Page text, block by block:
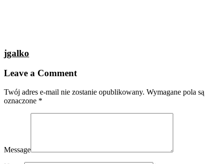
jgalko
Leave a Comment
Twój adres e-mail nie zostanie opublikowany. Wymagane pola są
oznaczone *
Message